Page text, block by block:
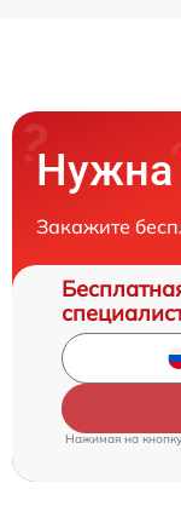
Нужна
Закажите
Нажимая на